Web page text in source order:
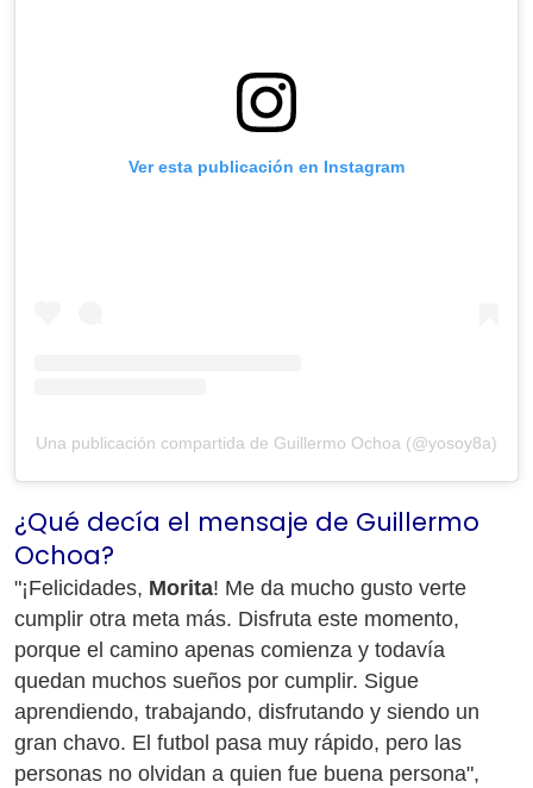
Ver esta publicación en Instagram
Una publicación compartida de Guillermo Ochoa (@yosoy8a)
¿Qué decía el mensaje de Guillermo
Ochoa?
"¡Felicidades, Morita! Me da mucho gusto verte
cumplir otra meta más. Disfruta este momento,
porque el camino apenas comienza y todavía
quedan muchos sueños por cumplir. Sigue
aprendiendo, trabajando, disfrutando y siendo un
gran chavo. El futbol pasa muy rápido, pero las
personas no olvidan a quien fue buena persona",